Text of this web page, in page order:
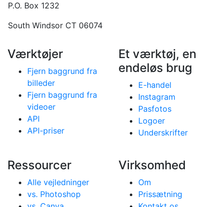
P.O. Box 1232
South Windsor CT 06074
Værktøjer
Fjern baggrund fra
billeder
Fjern baggrund fra
videoer
API
API-priser
Et værktøj, en
endeløs brug
E-handel
Instagram
Pasfotos
Logoer
Underskrifter
Ressourcer
Alle vejledninger
vs. Photoshop
Virksomhed
Om
Prissætning